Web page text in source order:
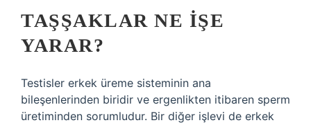
TAŞŞAKLAR NE IŞE
YARAR?
Testisler erkek üreme sisteminin ana
bileşenlerinden biridir ve ergenlikten itibaren sperm
üretiminden sorumludur. Bir diğer işlevi de erkek